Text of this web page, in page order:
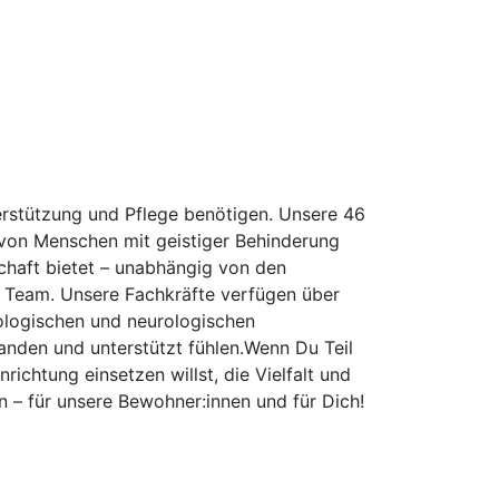
und Pflege benötigen. Unsere 46
Menschen mit geistiger Behinderung
bietet – unabhängig von den
Unsere Fachkräfte verfügen über
und neurologischen
und unterstützt fühlen.Wenn Du Teil
einsetzen willst, die Vielfalt und
für unsere Bewohner:innen und für Dich!